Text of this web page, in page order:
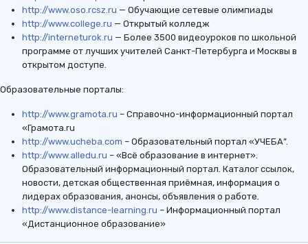
http://www.oso.rcsz.ru — Обучающие сетевые олимпиады
http://www.college.ru — Открытый колледж
http://interneturok.ru — Более 3500 видеоуроков по школьной
программе от лучших учителей Санкт-Петербурга и Москвы в
открытом доступе.
Образовательные порталы:
http://www.gramota.ru – Справочно-информационный портал
«Грамота.ru
http://www.ucheba.com – Образовательный портал «УЧЕБА”.
http://www.alledu.ru – «Всё образование в интернет».
Образовательный информационный портал. Каталог ссылок,
новости, детская общественная приёмная, информация о
лидерах образования, анонсы, объявления о работе.
http://www.distance-learning.ru – Информационный портал
«Дистанционное образование»